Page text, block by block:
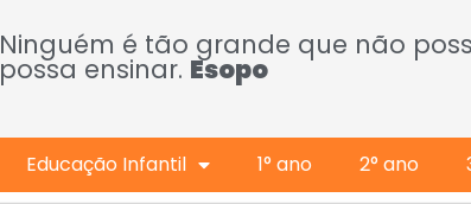
Ninguém é tão grande que não
possa ensinar. Esopo
Educação Infantil 1° ano 2° ano